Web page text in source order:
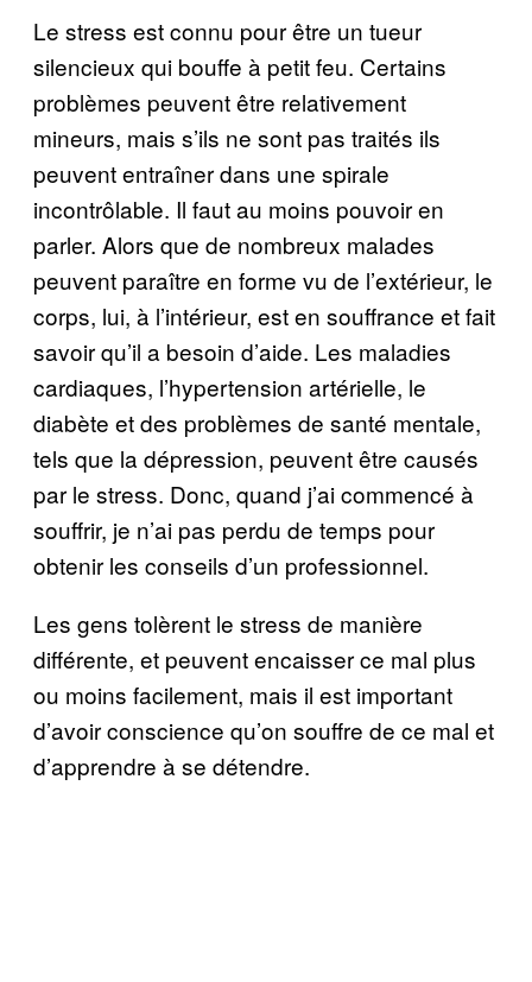
Le stress est connu pour être un tueur
silencieux qui bouffe à petit feu. Certains
problèmes peuvent être relativement
mineurs, mais s’ils ne sont pas traités ils
peuvent entraîner dans une spirale
incontrôlable. Il faut au moins pouvoir en
parler. Alors que de nombreux malades
peuvent paraître en forme vu de l’extérieur, le
corps, lui, à l’intérieur, est en souffrance et fait
savoir qu’il a besoin d’aide. Les maladies
cardiaques, l’hypertension artérielle, le
diabète et des problèmes de santé mentale,
tels que la dépression, peuvent être causés
par le stress. Donc, quand j’ai commencé à
souffrir, je n’ai pas perdu de temps pour
obtenir les conseils d’un professionnel.
Les gens tolèrent le stress de manière
différente, et peuvent encaisser ce mal plus
ou moins facilement, mais il est important
d’avoir conscience qu’on souffre de ce mal et
d’apprendre à se détendre.